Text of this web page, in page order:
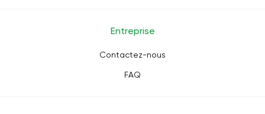
Entreprise
Contactez-nous
FAQ